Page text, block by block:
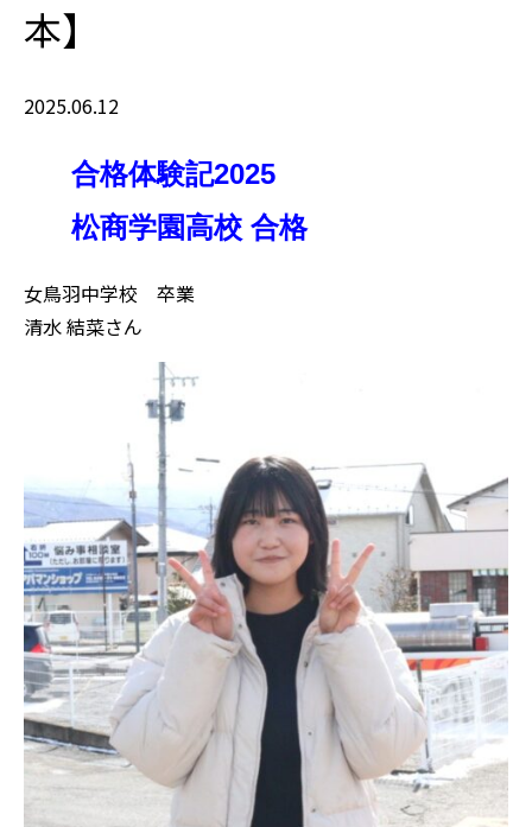
本】
2025.06.12
合格体験記2025
松商学園高校 合格
女鳥羽中学校 卒業
清水 結菜さん